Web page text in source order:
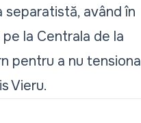
având în
la Centrala de la
pentru a nu tensiona
Vieru.